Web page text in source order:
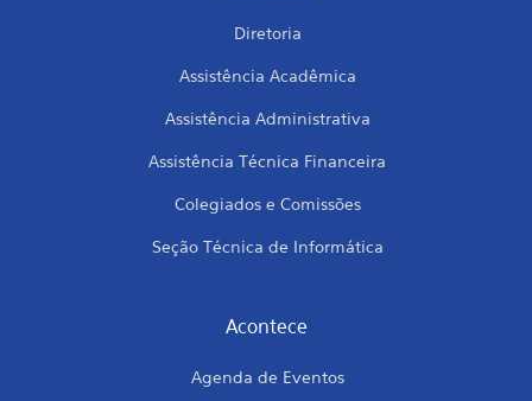
Diretoria
Assistência Acadêmica
Assistência Administrativa
Assistência Técnica Financeira
Colegiados e Comissões
Seção Técnica de Informática
Acontece
Agenda de Eventos